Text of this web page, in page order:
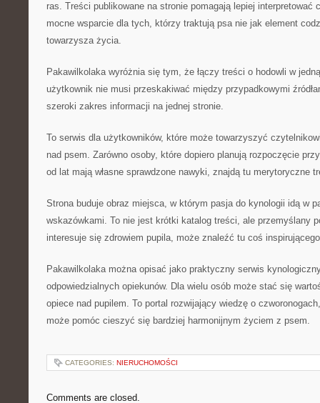
ras. Treści publikowane na stronie pomagają lepiej interpretować
mocne wsparcie dla tych, którzy traktują psa nie jak element
towarzysza życia.
Pakawilkolaka wyróżnia się tym, że łączy treści o hodowli w
użytkownik nie musi przeskakiwać między przypadkowymi
szeroki zakres informacji na jednej stronie.
To serwis dla użytkowników, które może towarzyszyć
nad psem. Zarówno osoby, które dopiero planują rozpoczęcie
od lat mają własne sprawdzone nawyki, znajdą tu merytoryczne
Strona buduje obraz miejsca, w którym pasja do kynologii idą w
wskazówkami. To nie jest krótki katalog treści, ale przemyślany
interesuje się zdrowiem pupila, może znaleźć tu coś
Pakawilkolaka można opisać jako praktyczny serwis
odpowiedzialnych opiekunów. Dla wielu osób może stać się
opiece nad pupilem. To portal rozwijający wiedzę o
może pomóc cieszyć się bardziej harmonijnym życiem z psem.
CATEGORIES: NIERUCHOMOŚCI
Comments are closed.